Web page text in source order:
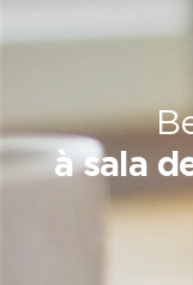
à sala